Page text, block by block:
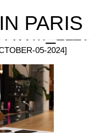
PARIS
05-2024]